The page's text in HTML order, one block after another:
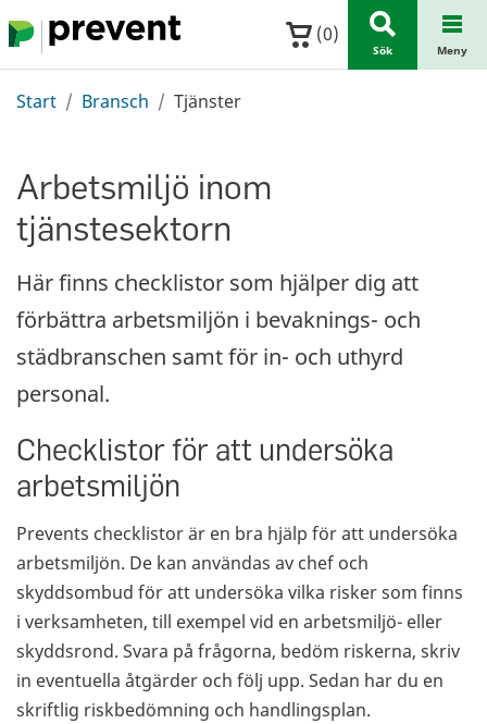
Hoppa till huvudinnehållet (0)
Sök Meny
Start Bransch Tjänster
Arbetsmiljö inom
tjänstesektorn
Här finns checklistor som hjälper dig att
förbättra arbetsmiljön i bevaknings- och
städbranschen samt för in- och uthyrd
personal.
Checklistor för att undersöka
arbetsmiljön
Prevents checklistor är en bra hjälp för att undersöka
arbetsmiljön. De kan användas av chef och
skyddsombud för att undersöka vilka risker som finns
i verksamheten, till exempel vid en arbetsmiljö- eller
skyddsrond. Svara på frågorna, bedöm riskerna, skriv
in eventuella åtgärder och följ upp. Sedan har du en
skriftlig riskbedömning och handlingsplan.